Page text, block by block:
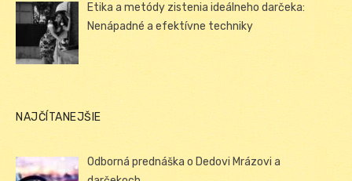
Etika a metódy zistenia ideálneho darčeka:
Nenápadné a efektívne techniky
NAJČÍTANEJŠIE
Odborná prednáška o Dedovi Mrázovi a